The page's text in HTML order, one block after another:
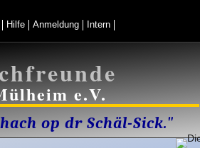
Hilfe Anmeldung Intern
e.V.
op dr Schäl-Sick."